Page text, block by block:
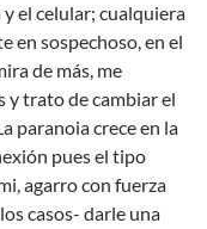
el celular; cualquiera
en sospechoso, en el
de más, me
y trato de cambiar el
paranoia crece en la
pues el tipo
agarro con fuerza
casos- darle una